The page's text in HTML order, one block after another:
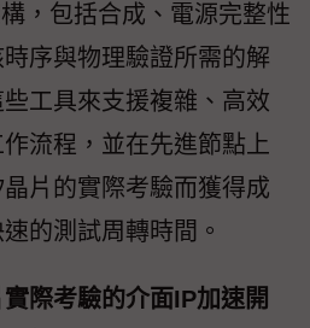
，包括合成、電源完整性
序與物理驗證所需的解
工具來支援複雜、高效
流程，並在先進節點上
片的實際考驗而獲得成
的測試周轉時間。
際考驗的介面IP加速開